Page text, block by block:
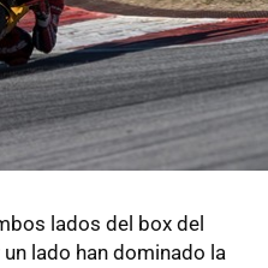
lados del box del
lado han dominado la